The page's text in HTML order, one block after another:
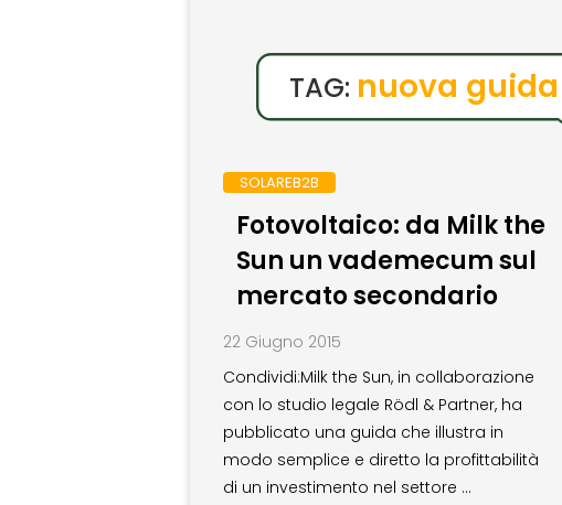
TAG: nuova guida
SOLAREB2B
Fotovoltaico: da Milk the
Sun un vademecum sul
mercato secondario
22 Giugno 2015
Condividi:Milk the Sun, in collaborazione
con lo studio legale Rödl & Partner, ha
pubblicato una guida che illustra in
modo semplice e diretto la profittabilità
di un investimento nel settore …